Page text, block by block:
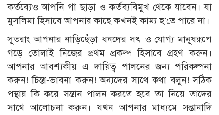
কর্তব্যেও আপনি গা ছাড়া ও কর্তব্যবিমুখ থেকে যাবেন। যা
মুসলিমা হিসাবে আপনার কাছে কখনই কাম্য হ’তে পারে না।
সুতরাং আপনার নাড়িছেঁড়া ধনদের সৎ ও যোগ্য মানুষরূপে
গড়ে তোলাই নিজের প্রথম প্রকল্প হিসাবে গ্রহণ করুন।
আপনার আবশ্যকীয় এ দায়িত্ব পালনের জন্য পরিকল্পনা
করুন! চিন্তা-ভাবনা করুন! অন্যদের সাথে কথা বলুন! সঠিক
পন্থায় কি করে সন্তান পালন করতে হবে তা নিয়ে তাদের
সাথে আলোচনা করুন। যখন আপনার মাধ্যমে সন্তানাদি